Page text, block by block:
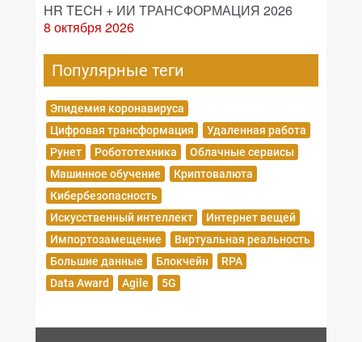
HR TECH + ИИ ТРАНСФОРМАЦИЯ 2026
8 октября 2026
Популярные теги
Эпидемия коронавируса
Цифровая трансформация
Удаленная работа
Рунет
Робототехника
Облачные сервисы
Машинное обучение
Криптовалюта
Кибербезопасность
Искусственный интеллект
Интернет вещей
Импортозамещение
Виртуальная реальность
Большие данные
Блокчейн
RPA
Data Award
Agile 5G